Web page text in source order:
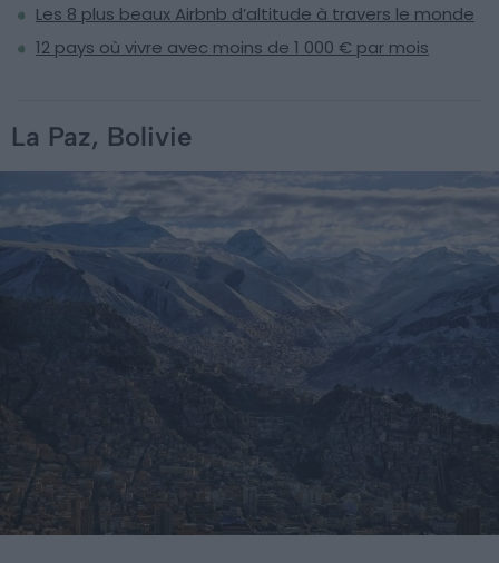
Les 8 plus beaux Airbnb d’altitude à travers le monde
12 pays où vivre avec moins de 1 000 € par mois
La Paz, Bolivie